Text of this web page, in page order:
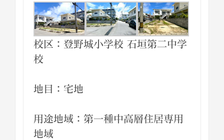
校区：登野城小学校 石垣第二中学
校
地目：宅地
用途地域：第一種中高層住居専用
地域